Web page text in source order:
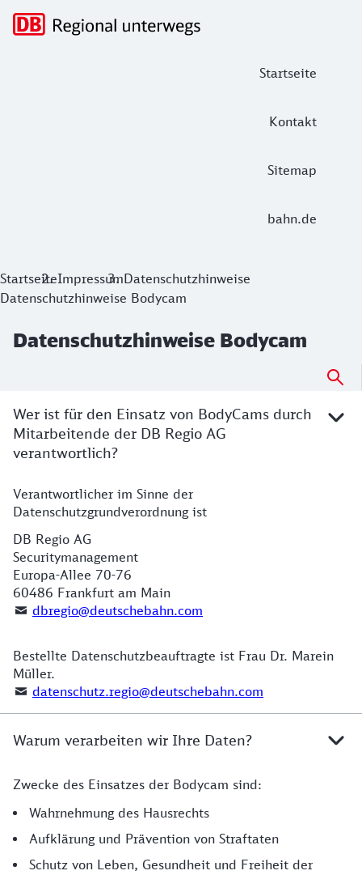
Startseite
Kontakt
Sitemap
bahn.de
Hauptnavigation
Datenschutzhinweise Bodycam
StartseiteImpressumDatenschutzhinweise
Datenschutzhinweise Bodycam
Datenschutzhinweise Bodycam
Wer ist für den Einsatz von BodyCams durch
Mitarbeitende der DB Regio AG
verantwortlich?
Verantwortlich für den Einsatz von BodyCams in den
Verantwortlicher im Sinne der
Datenschutzgrundverordnung ist
DB Regio AG
Securitymanagement
Europa-Allee 70-76
60486 Frankfurt am Main
dbregio@deutschebahn.com
Bestellte Datenschutzbeauftragte ist Frau Dr. Marein
Müller.
datenschutz.regio@deutschebahn.com
Warum verarbeiten wir Ihre Daten?
Grund Datenverarbeitung
Zwecke des Einsatzes der Bodycam sind:
Wahrnehmung des Hausrechts
Aufklärung und Prävention von Straftaten
Schutz von Leben, Gesundheit und Freiheit der